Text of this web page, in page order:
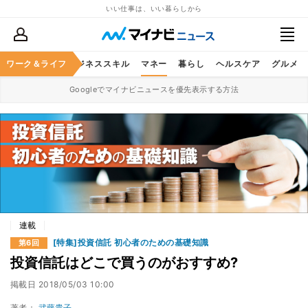
いい仕事は、いい暮らしから
ワーク＆ライフ
キャリア ビジネススキル マネー 暮らし ヘルスケア グルメ
Googleでマイナビニュースを優先表示する方法
連載
第6回 [特集]投資信託 初心者のための基礎知識
投資信託はどこで買うのがおすすめ?
掲載日 2018/05/03 10:00